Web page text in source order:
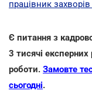
працівник
Є питання з
3 тисячі експерних
роботи. Замовте
сьогодні.